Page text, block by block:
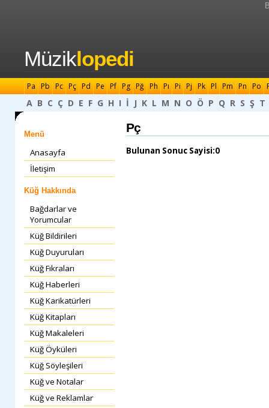
Müziklopedi
Pa Pb Pc Pç Pd Pe Pf Pg Pğ Ph Pı Pi Pj Pk Pl Pm Pn Po
A B C Ç D E F G H I İ J K L M N O Ö P Q R S Ş T
Menü
Anasayfa
İletişim
Küğ Hakkında
Bağdarlar ve
Yorumcular
Küğ Bildirileri
Küğ Duyuruları
Küğ Fıkraları
Küğ Haberleri
Küğ Karikatürleri
Küğ Kitapları
Küğ Makaleleri
Küğ Öyküleri
Küğ Söyleşileri
Küğ ve Notalar
Küğ ve Reklamlar
Pç
Bulunan Sonuc Sayisi:0